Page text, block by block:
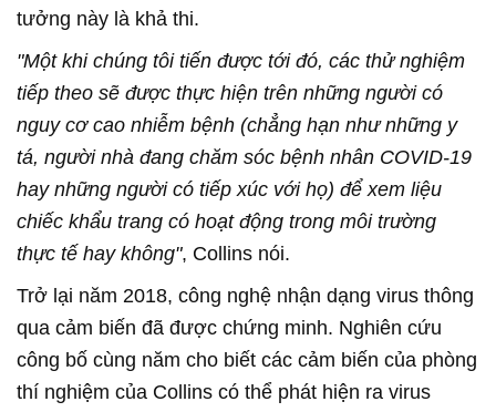
tưởng này là khả thi.
"Một khi chúng tôi tiến được tới đó, các thử nghiệm
tiếp theo sẽ được thực hiện trên những người có
nguy cơ cao nhiễm bệnh (chẳng hạn như những y
tá, người nhà đang chăm sóc bệnh nhân COVID-19
hay những người có tiếp xúc với họ) để xem liệu
chiếc khẩu trang có hoạt động trong môi trường
thực tế hay không", Collins nói.
Trở lại năm 2018, công nghệ nhận dạng virus thông
qua cảm biến đã được chứng minh. Nghiên cứu
công bố cùng năm cho biết các cảm biến của phòng
thí nghiệm của Collins có thể phát hiện ra virus